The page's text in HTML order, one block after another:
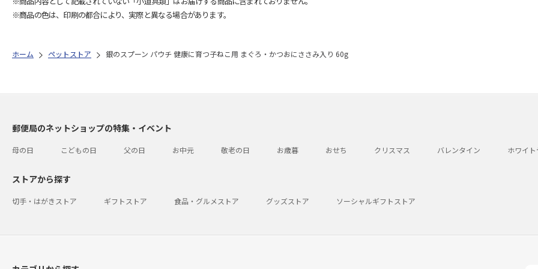
※商品の色は、印刷の都合により、実際と異なる場合があります。
ホーム ペットストア 銀のスプーン パウチ 健康に育つ子ねこ用 まぐろ・かつおにささみ入り 60g
郵便局のネットショップの特集・イベント
母の日 こどもの日 父の日 お中元 敬老の日 お歳暮 おせち クリスマス バレンタイン ホワイ
ストアから探す
切手・はがきストア ギフトストア 食品・グルメストア グッズストア ソーシャルギフトストア